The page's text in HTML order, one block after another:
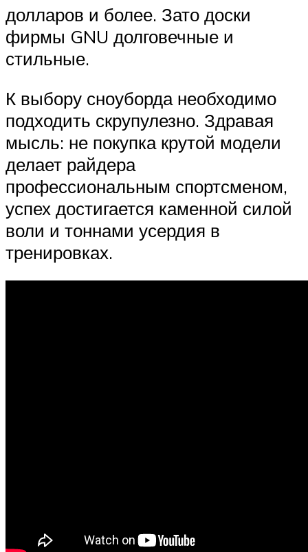
долларов и более. Зато доски
фирмы GNU долговечные и
стильные.
К выбору сноуборда необходимо
подходить скрупулезно. Здравая
мысль: не покупка крутой модели
делает райдера
профессиональным спортсменом,
успех достигается каменной силой
воли и тоннами усердия в
тренировках.